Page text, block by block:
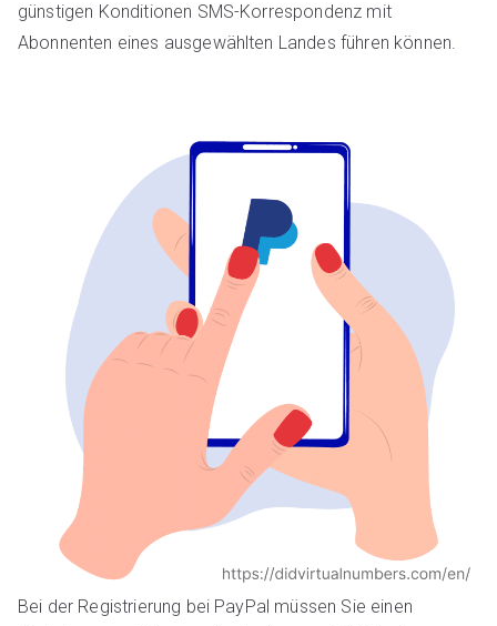
günstigen Konditionen SMS-Korrespondenz mit
Abonnenten eines ausgewählten Landes führen können.
Bei der Registrierung bei PayPal müssen Sie einen